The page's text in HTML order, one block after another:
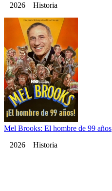
2026 Historia
Mel Brooks: El hombre de 99 años
2026 Historia